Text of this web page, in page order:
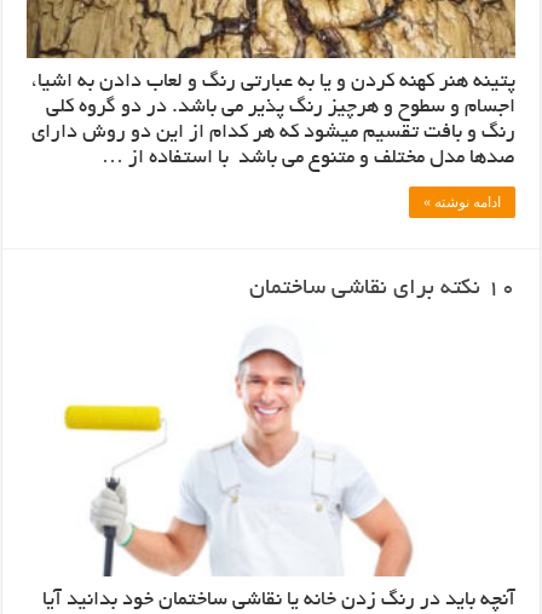
پتینه هنر کهنه کردن و یا به عبارتی رنگ و لعاب دادن به اشیا،
اجسام و سطوح و هرچیز رنگ پذیر می باشد. در دو گروه کلی
رنگ و بافت تقسیم میشود که هر کدام از این دو روش دارای
صدها مدل مختلف و متنوع می باشد با استفاده از …
ادامه نوشته »
10 نکته برای نقاشی ساختمان
آنچه باید در رنگ زدن خانه یا نقاشی ساختمان خود بدانید آیا